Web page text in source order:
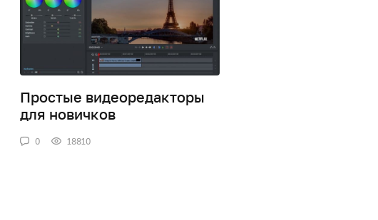
Простые видеоредакторы
для новичков
0 18810